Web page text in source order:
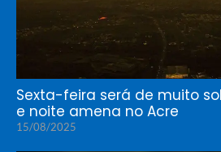
Sexta-feira será de muito
e noite amena no Acre
15/08/2025